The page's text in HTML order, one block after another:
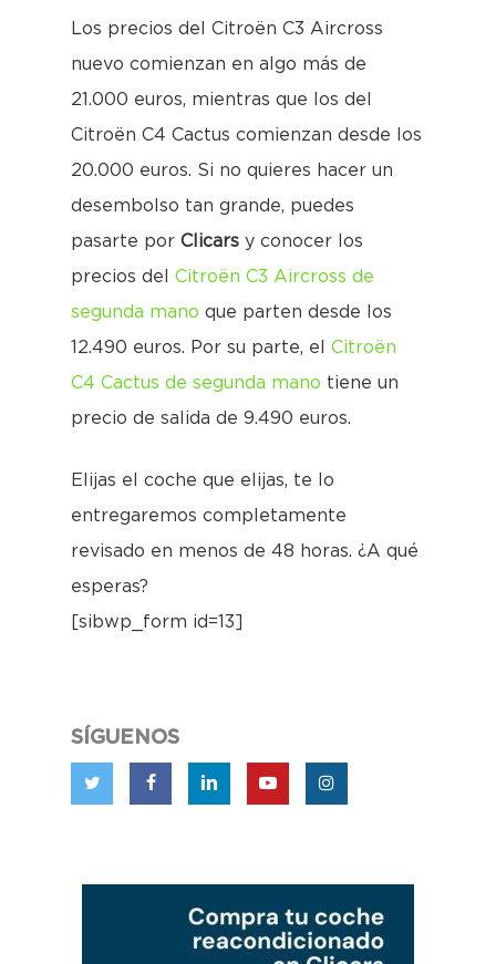
Los precios del Citroën C3 Aircross
nuevo comienzan en algo más de
21.000 euros, mientras que los del
Citroën C4 Cactus comienzan desde los
20.000 euros. Si no quieres hacer un
desembolso tan grande, puedes
pasarte por Clicars y conocer los
precios del Citroën C3 Aircross de
segunda mano que parten desde los
12.490 euros. Por su parte, el Citroën
C4 Cactus de segunda mano tiene un
precio de salida de 9.490 euros.
Elijas el coche que elijas, te lo
entregaremos completamente
revisado en menos de 48 horas. ¿A qué
esperas?
[sibwp_form id=13]
SÍGUENOS